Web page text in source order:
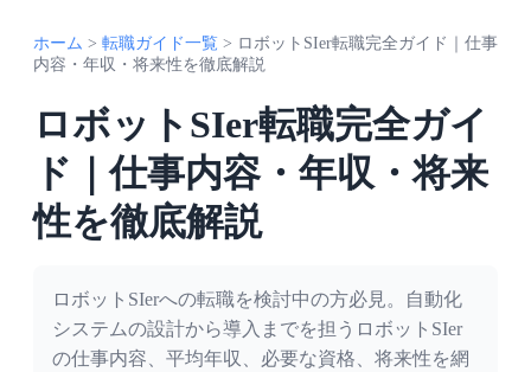
ホーム > 転職ガイド一覧 > ロボットSIer転職完全ガイド｜仕事
内容・年収・将来性を徹底解説
ロボットSIer転職完全ガイ
ド｜仕事内容・年収・将来
性を徹底解説
ロボットSIerへの転職を検討中の方必見。自動化
システムの設計から導入までを担うロボットSIer
の仕事内容、平均年収、必要な資格、将来性を網